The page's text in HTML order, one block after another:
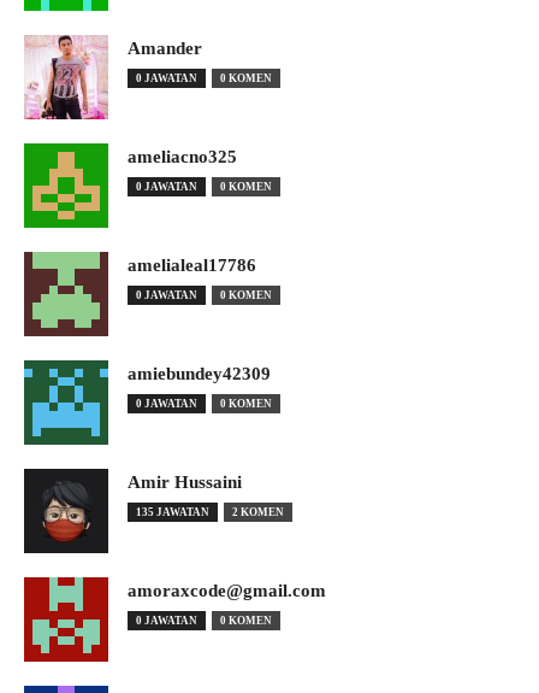
Amander
0 JAWATAN 0 KOMEN
ameliacno325
0 JAWATAN 0 KOMEN
amelialeal17786
0 JAWATAN 0 KOMEN
amiebundey42309
0 JAWATAN 0 KOMEN
Amir Hussaini
135 JAWATAN 2 KOMEN
amoraxcode@gmail.com
0 JAWATAN 0 KOMEN